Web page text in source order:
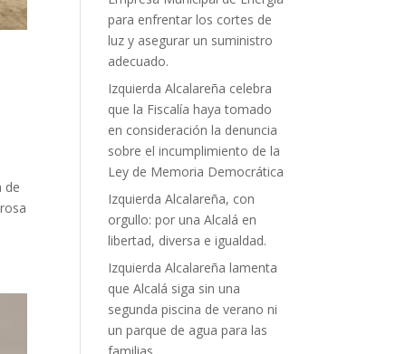
de
para enfrentar los cortes de
luz y asegurar un suministro
adecuado.
Izquierda Alcalareña celebra
que la Fiscalía haya tomado
en consideración la denuncia
sobre el incumplimiento de la
Ley de Memoria Democrática
Izquierda Alcalareña, con
orgullo: por una Alcalá en
libertad, diversa e igualdad.
Izquierda Alcalareña lamenta
que Alcalá siga sin una
segunda piscina de verano ni
un parque de agua para las